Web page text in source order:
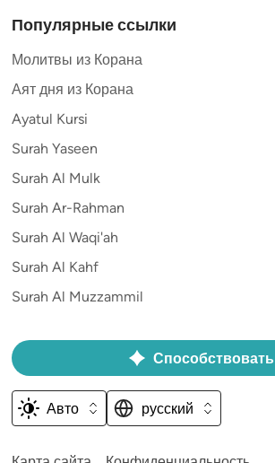
Популярные ссылки
Молитвы из Корана
Аят дня из Корана
Ayatul Kursi
Surah Yaseen
Surah Al Mulk
Surah Ar-Rahman
Surah Al Waqi'ah
Surah Al Kahf
Surah Al Muzzammil
Способствовать
Авто русский